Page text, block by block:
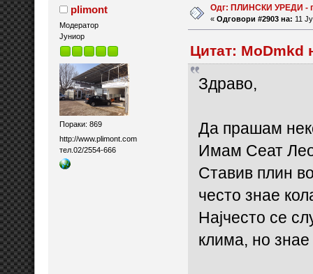
plimont
Модератор
Јуниор
Пораки: 869
http://www.plimont.com
тел.02/2554-666
Одг: ПЛИНСКИ УРЕДИ -
« Одговори #2903 на: 11
Цитат: MoDmkd
Здраво,
Да прашам
Имам Сеат
Ставив плин
често знае
Најчесто се
клима, но